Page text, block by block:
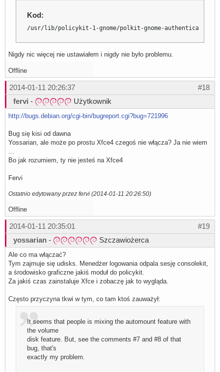
Kod:
/usr/lib/policykit-1-gnome/polkit-gnome-authentication-
Nigdy nic więcej nie ustawiałem i nigdy nie było problemu.
Offline
#18
2014-01-11 20:26:37
fervi - Użytkownik
http://bugs.debian.org/cgi-bin/bugreport.cgi?bug=721996
Bug się kisi od dawna
Yossarian, ale może po prostu Xfce4 czegoś nie włącza? Ja nie wiem
Bo jak rozumiem, ty nie jesteś na Xfce4
Fervi
Ostatnio edytowany przez fervi (2014-01-11 20:26:50)
Offline
#19
2014-01-11 20:35:01
yossarian - Szczawiożerca
Ale co ma włączać?
Tym zajmuje się udisks. Menedżer logowania odpala sesję consolekit,
a środowisko graficzne jakiś moduł do policykit.
Za jakiś czas zainstaluje Xfce i zobaczę jak to wygląda.
Często przyczyna tkwi w tym, co tam ktoś zauważył:
It seems that people is mixing the automount feature with
the volume
disk feature. But, see the comments #7 and #8 of that
bug, that's
exactly my problem.